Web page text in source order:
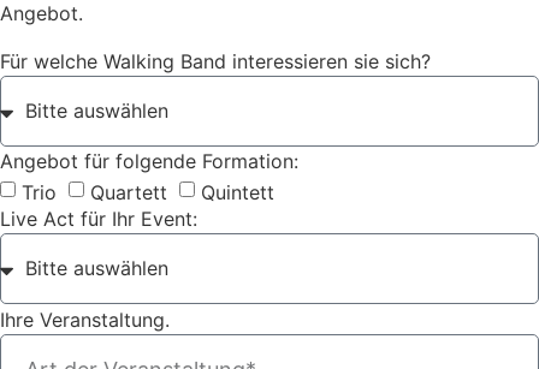
Angebot.
Für welche Walking Band interessieren sie sich?
Angebot für folgende Formation:
Trio
Quartett
Quintett
Live Act für Ihr Event:
Ihre Veranstaltung.